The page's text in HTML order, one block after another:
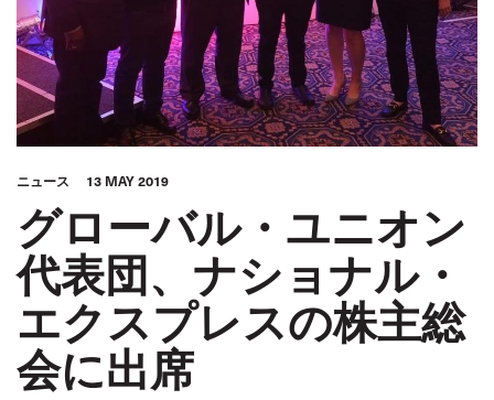
ニュース 13 MAY 2019
グローバル・ユニオン
代表団、ナショナル・
エクスプレスの株主総
会に出席